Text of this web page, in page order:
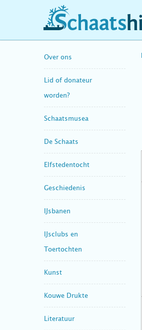
schaatshistorie.nl
Over ons
Lid of donateur
worden?
Schaatsmusea
De Schaats
Elfstedentocht
Geschiedenis
IJsbanen
IJsclubs en
Toertochten
Kunst
Kouwe Drukte
Literatuur